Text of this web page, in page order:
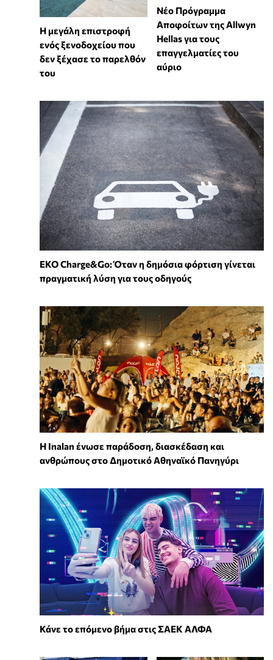
Η μεγάλη επιστροφή
ενός ξενοδοχείου που
δεν ξέχασε το παρελθόν
του
Νέο Πρόγραμμα
Αποφοίτων της Allwyn
Hellas για τους
επαγγελματίες του
αύριο
EKO Charge&Go: Όταν η δημόσια φόρτιση γίνεται
πραγματική λύση για τους οδηγούς
Η Inalan ένωσε παράδοση, διασκέδαση και
ανθρώπους στο Δημοτικό Αθηναϊκό Πανηγύρι
Κάνε το επόμενο βήμα στις ΣΑΕΚ ΑΛΦΑ